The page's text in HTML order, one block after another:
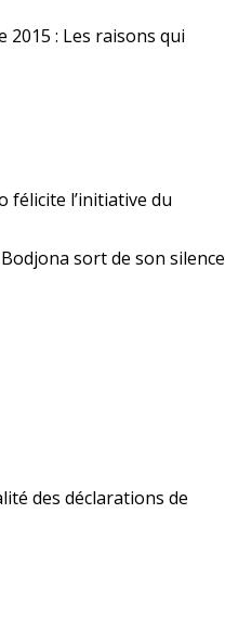
2015 : Les raisons qui
félicite l’initiative du
sort de son silence
des déclarations de